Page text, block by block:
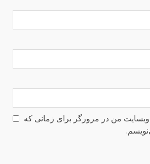
وبسایت من در مرورگر برای زمانی که